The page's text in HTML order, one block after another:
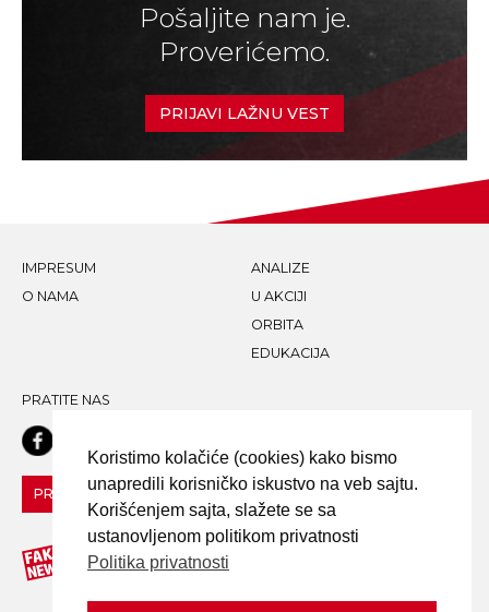
Pošaljite nam je.
Proverićemo.
PRIJAVI LAŽNU VEST
IMPRESUM
O NAMA
ANALIZE
U AKCIJI
ORBITA
EDUKACIJA
PRATITE NAS
PRIJAVI LAŽNU VEST!
Koristimo kolačiće (cookies) kako bismo
unapredili korisničko iskustvo na veb sajtu.
Korišćenjem sajta, slažete se sa
ustanovljenom politikom privatnosti
Politika privatnosti